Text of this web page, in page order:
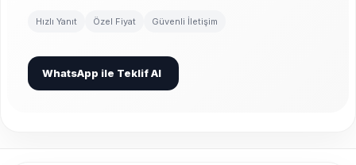
Hızlı Yanıt Özel Fiyat Güvenli İletişim
WhatsApp ile Teklif Al